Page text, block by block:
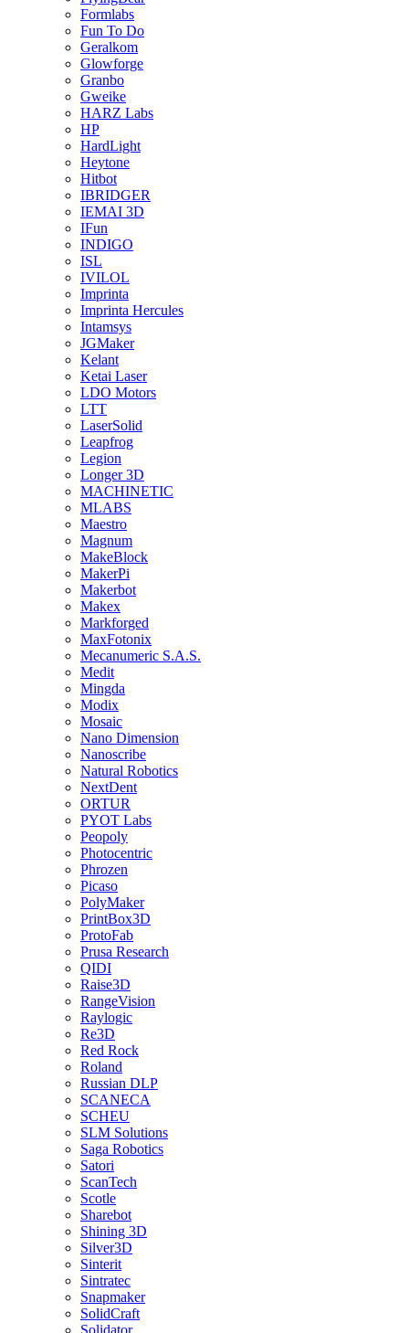
Formlabs
Fun To Do
Geralkom
Glowforge
Granbo
Gweike
HARZ Labs
HP
HardLight
Heytone
Hitbot
IBRIDGER
IEMAI 3D
IFun
INDIGO
ISL
IVILOL
Imprinta
Imprinta Hercules
Intamsys
JGMaker
Kelant
Ketai Laser
LDO Motors
LTT
LaserSolid
Leapfrog
Legion
Longer 3D
MACHINETIC
MLABS
Maestro
Magnum
MakeBlock
MakerPi
Makerbot
Makex
Markforged
MaxFotonix
Mecanumeric S.A.S.
Medit
Mingda
Modix
Mosaic
Nano Dimension
Nanoscribe
Natural Robotics
NextDent
ORTUR
PYOT Labs
Peopoly
Photocentric
Phrozen
Picaso
PolyMaker
PrintBox3D
ProtoFab
Prusa Research
QIDI
Raise3D
RangeVision
Raylogic
Re3D
Red Rock
Roland
Russian DLP
SCANECA
SCHEU
SLM Solutions
Saga Robotics
Satori
ScanTech
Scotle
Sharebot
Shining 3D
Silver3D
Sinterit
Sintratec
Snapmaker
SolidCraft
Solidator